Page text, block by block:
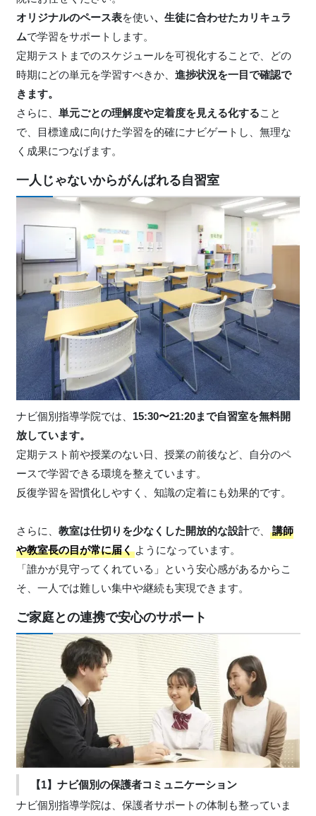
オリジナルのペース表を使い、生徒に合わせたカリキュラ
ムで学習をサポートします。
定期テストまでのスケジュールを可視化することで、どの
時期にどの単元を学習すべきか、 進捗状況を一目で確認で
きます。
さらに、 単元ごとの理解度や定着度を見える化すること
で、目標達成に向けた学習を的確にナビゲートし、無理な
く成果につなげます。
一人じゃないからがんばれる自習室
ナビ個別指導学院では、 15:30〜21:20まで自習室を無料開
放しています。
定期テスト前や授業のない日、授業の前後など、自分のペ
ースで学習できる環境を整えています。
反復学習を習慣化しやすく、知識の定着にも効果的です。
さらに、 教室は仕切りを少なくした開放的な設計で、
講師
や教室長の目が常に届くようになっています。
「誰かが見守ってくれている」という安心感があるからこ
そ、一人では難しい集中や継続も実現できます。
ご家庭との連携で安心のサポート
【1】ナビ個別の保護者コミュニケーション
ナビ個別指導学院は、保護者サポートの体制も整っていま